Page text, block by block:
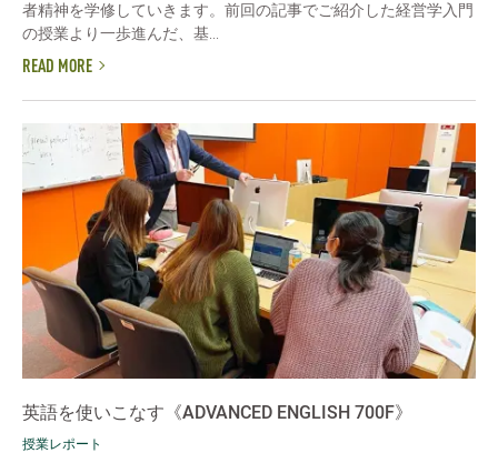
者精神を学修していきます。前回の記事でご紹介した経営学入門
の授業より一歩進んだ、基...
READ MORE
英語を使いこなす《ADVANCED ENGLISH 700F》
授業レポート